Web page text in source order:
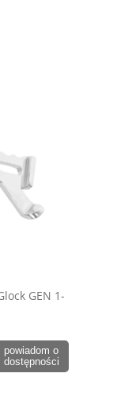
GEN 1-
powiadom o
dostępności